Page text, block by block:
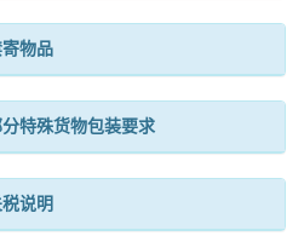
物品
特殊货物包装要求
说明